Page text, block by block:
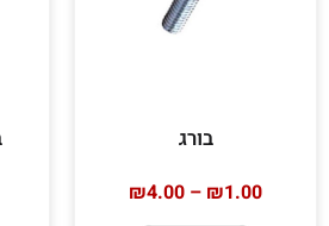
בורג
₪1.00
–
₪4.00